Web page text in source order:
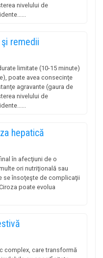
nivelului de
remedii
limitate (10-15 minute)
poate avea consecinţe
agravante (gaura de
nivelului de
hepatică
în afecţiuni de o
ori nutriţională sau
se însoţeşte de complicaţii
poate evolua
care transformă